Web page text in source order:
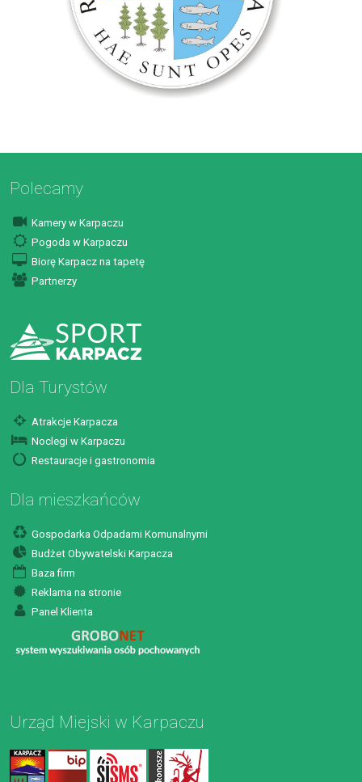
Polecamy
Kamery w Karpaczu
Pogoda w Karpaczu
Biorę Karpacz na tapetę
Partnerzy
Dla Turystów
Atrakcje Karpacza
Noclegi w Karpaczu
Restauracje i gastronomia
Dla mieszkańców
Gospodarka Odpadami Komunalnymi
Budżet Obywatelski Karpacza
Baza firm
Reklama na stronie
Panel Klienta
Urząd Miejski w Karpaczu